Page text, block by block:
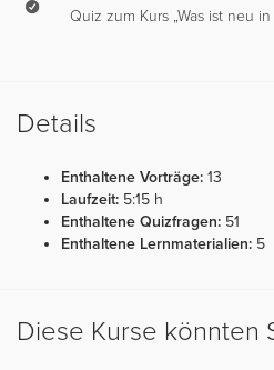
Quiz zum Kurs „Was ist neu
Details
Enthaltene Vorträge: 13
Laufzeit: 5:15 h
Enthaltene Quizfragen: 51
Enthaltene Lernmaterialien: 5
Diese Kurse könnten